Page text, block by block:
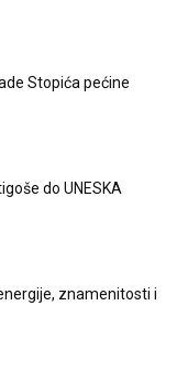
Stopića pećine
do UNESKA
znamenitosti i